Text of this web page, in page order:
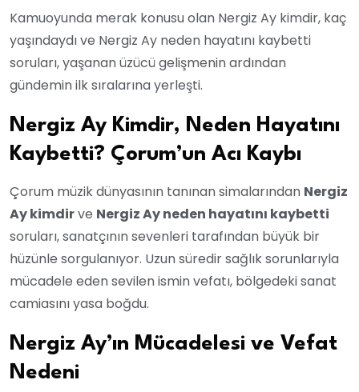
Kamuoyunda merak konusu olan Nergiz Ay kimdir, kaç
yaşındaydı ve Nergiz Ay neden hayatını kaybetti
soruları, yaşanan üzücü gelişmenin ardından
gündemin ilk sıralarına yerleşti.
Nergiz Ay Kimdir, Neden Hayatını
Kaybetti? Çorum’un Acı Kaybı
Çorum müzik dünyasının tanınan simalarından Nergiz
Ay kimdirve Nergiz Ay neden hayatını kaybetti
soruları, sanatçının sevenleri tarafından büyük bir
hüzünle sorgulanıyor. Uzun süredir sağlık sorunlarıyla
mücadele eden sevilen ismin vefatı, bölgedeki sanat
camiasını yasa boğdu.
Nergiz Ay’ın Mücadelesi ve Vefat
Nedeni